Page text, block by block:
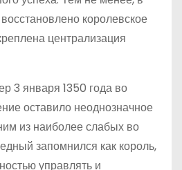
королевское
централизация
3 января 1350 года во
оставило неоднозначное
из наиболее слабых во
запомнился как король,
управлять и